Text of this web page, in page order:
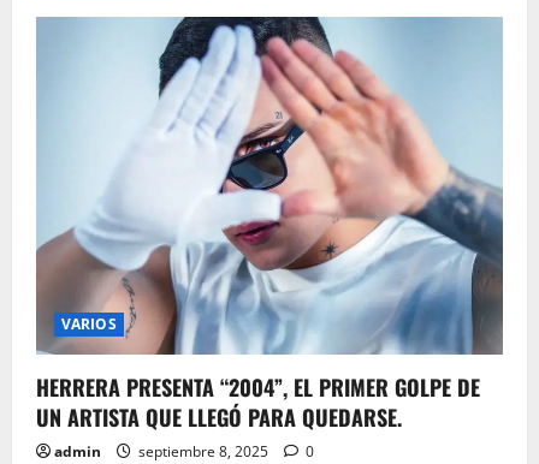
i
n
VARIOS
HERRERA PRESENTA “2004”, EL PRIMER GOLPE DE
UN ARTISTA QUE LLEGÓ PARA QUEDARSE.
admin septiembre 8, 2025 0